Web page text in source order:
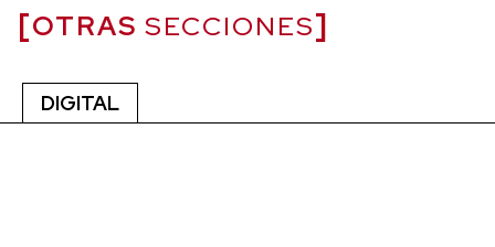
OTRAS SECCIONES
DIGITAL